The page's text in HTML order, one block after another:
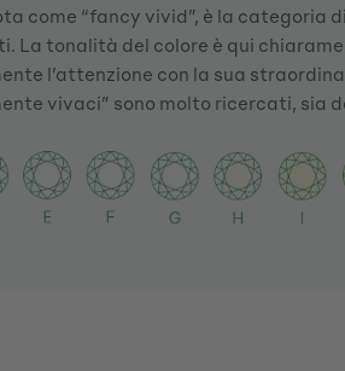
come “fancy vivid”, è la categoria
La tonalità del colore è qui
l’attenzione con la sua
vivaci” sono molto ricercati, sia